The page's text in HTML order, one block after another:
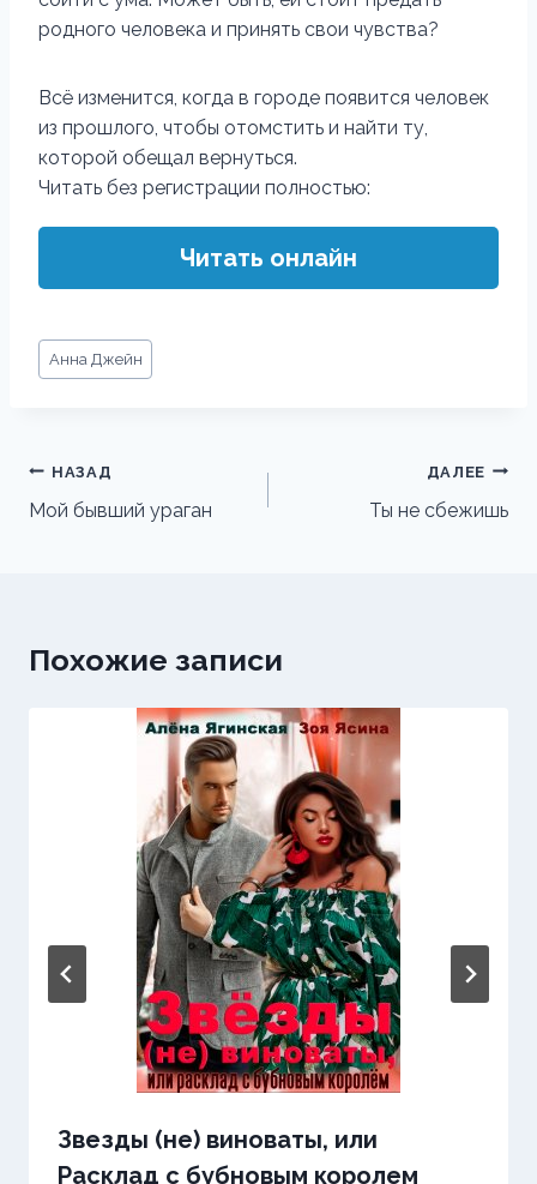
родного человека и принять свои чувства?
Всё изменится, когда в городе появится человек
из прошлого, чтобы отомстить и найти ту,
которой обещал вернуться.
Читать без регистрации полностью:
Читать онлайн
Метки
записи:
Анна Джейн
Навигация
по
НАЗАД
Мой бывший ураган
ДАЛЕЕ
Ты не сбежишь
Похожие записи
Звезды (не) виноваты, или
Расклад с бубновым королем